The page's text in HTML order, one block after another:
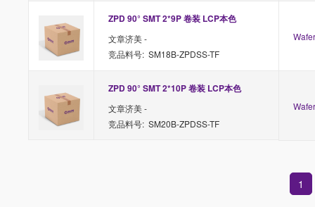
ZPD 90° SMT 2*9P 卷装 LCP本色
文章济美 -
竞品料号: SM18B-ZPDSS-TF
ZPD 90° SMT 2*10P 卷装 LCP本色
文章济美 -
竞品料号: SM20B-ZPDSS-TF
1